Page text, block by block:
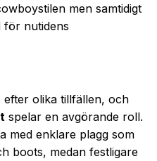
men samtidigt
för nutidens
efter olika tillfällen, och
spelar en avgörande roll.
med enklare plagg som
boots, medan festligare